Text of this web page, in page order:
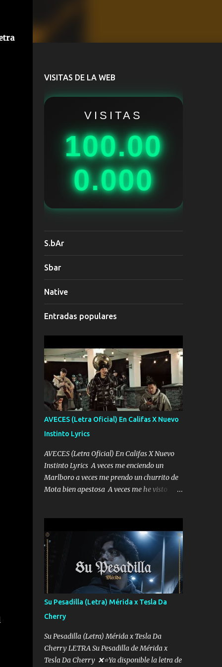
VISITAS DE LA WEB
VISITAS
100.00
0.000
S.bAr
Sbar
Native
Entradas populares
AVECES (Letra Oficial) En Califas X Nuevo
Instinto Lyrics
AVECES (Letra Oficial) En Califas X Nuevo
Instinto Lyrics A veces me enciendo un
Marlboro a veces me prendo un churrito de
Mota bien apestosa A veces me he visto
me mandó yo tengo el control a todos yo les
paro el dedo soy hocicon un malcriado un
malandrón Que Les importa no saben nada
falsas las risas las que me miran hay gente
corriente no quieren verte subir de level
trucha mis plebes Música A veces me pongo
un sombrero a veces me ven la cachucha de
lado con la mirada siempre en alto A veces
me fajó una super o a veces me fajó una
Glock siempre armado todas las
generaciones yo traigo El chiste es que hago
Su Pesadilla (Letra) Mérida x Tesla Da
Cherry
Su Pesadilla (Letra) Mérida x Tesla Da
Cherry LETRA Su Pesadilla de Mérida x
Tesla Da Cherry ❌⭐Ya disponible la letra de